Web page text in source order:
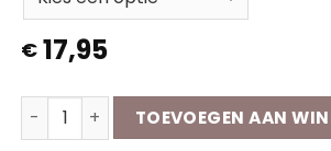
€ 17,95
Koffie Cadeaubox | Wie zoet is
TOEVOEGEN AAN